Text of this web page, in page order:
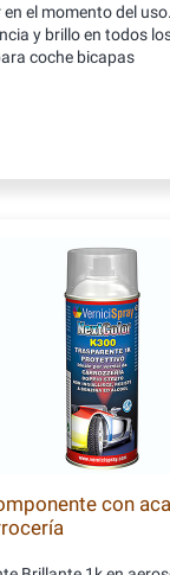
el momento del
y brillo en todos
coche bicapas
con